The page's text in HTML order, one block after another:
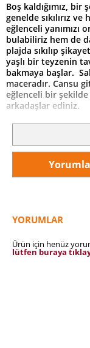
Boş kaldığımız, bir
genelde sıkılırız
eğlenceli yanımızı
bulabiliriz hem de
plajda sıkılıp
yaşlı bir teyzenin
bakmaya başlar.
maceradır. Cansu
eğlenceli bir
arkadaşlar ediniz.
Peki, siz
bulunabilirsiniz?
nitelikte, bir
YORUMLAR
Ürün için henüz
lütfen buraya